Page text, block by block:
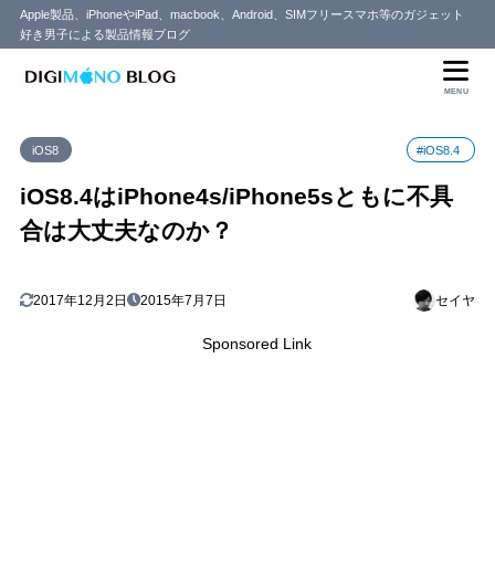
Apple製品、iPhoneやiPad、macbook、Android、SIMフリースマホ等のガジェット
好き男子による製品情報ブログ
MENU
iOS8 #iOS8.4
iOS8.4はiPhone4s/iPhone5sともに不具
合は大丈夫なのか？
2017年12月2日 2015年7月7日 セイヤ
Sponsored Link
目次
1.1
1.2 iPhone5/5sは大丈夫？
2 大きな理由がなければアップデートを推奨します